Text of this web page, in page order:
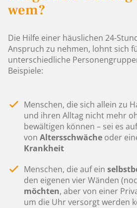
wem?
Die Hilfe einer häuslichen 24-
Anspruch zu nehmen, lohnt sich
unterschiedliche
Beispiele:
Menschen, die sich allein zu
und ihren Alltag nicht mehr
bewältigen können – sei es
von Altersschwäche oder
Krankheit
Menschen, die auf ein
den eigenen vier Wänden
möchten, aber von einer
um die Uhr versorgt werden